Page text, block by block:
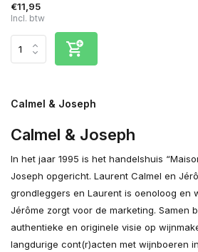
€11,95
Incl. btw
Calmel & Joseph
Calmel & Joseph
In het jaar 1995 is het handelshuis
Joseph opgericht. Laurent Calmel en
grondleggers en Laurent is oenoloog en
Jérôme zorgt voor de marketing. Samen
authentieke en originele visie op
langdurige cont(r)acten met wijnboeren